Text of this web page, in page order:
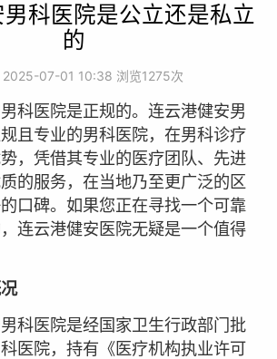
科医院是公立还是私立
的
2025-07-01 10:38 浏览1275次
医院是正规的。连云港健安男
且专业的男科医院，在男科诊疗
，凭借其专业的医疗团队、先进
的服务，在当地乃至更广泛的区
口碑。如果您正在寻找一个可靠
连云港健安医院无疑是一个值得
医院是经国家卫生行政部门批
医院，持有《医疗机构执业许可